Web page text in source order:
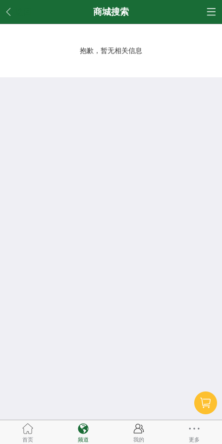
商城搜索
抱歉，暂无相关信息
首页 频道 我的 更多